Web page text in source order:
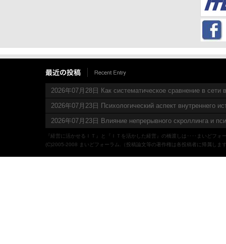
2026年07月28日 Как систематическое сравнение в сети
2026年07月23日 Психологический аспект внутреннего
2026年07月23日 Влияние непрерывного скроллинга и
『経営に活かせるＩＴ』と『ＩＴを活かした経営』の橋渡しは‥‥まいどフォ
(C)2005-2008 まいどフォーラム.（投稿論文等の著作権は各投稿者に帰属しま